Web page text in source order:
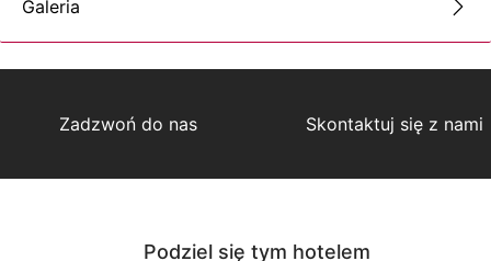
Galeria
Zadzwoń do nas Skontaktuj się z nami
Podziel się tym hotelem